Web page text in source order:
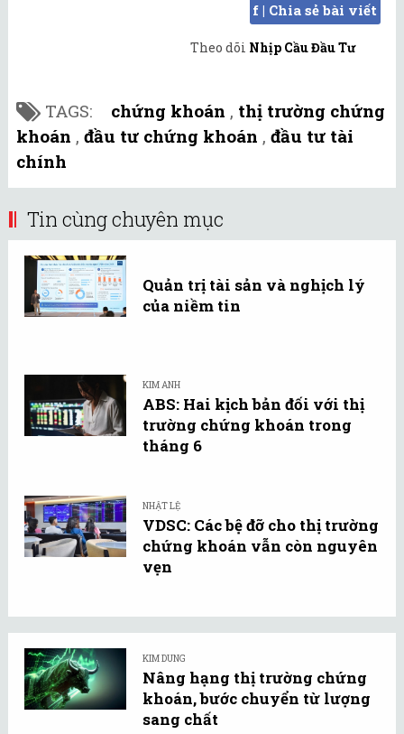
f | Chia sẻ bài viết
Theo dõi Nhịp Cầu Đầu Tư
TAGS: chứng khoán , thị trường chứng
khoán , đầu tư chứng khoán , đầu tư tài
chính
Tin cùng chuyên mục
Quản trị tài sản và nghịch lý
của niềm tin
KIM ANH
ABS: Hai kịch bản đối với thị
trường chứng khoán trong
tháng 6
NHẬT LỆ
VDSC: Các bệ đỡ cho thị trường
chứng khoán vẫn còn nguyên
vẹn
KIM DUNG
Nâng hạng thị trường chứng
khoán, bước chuyển từ lượng
sang chất